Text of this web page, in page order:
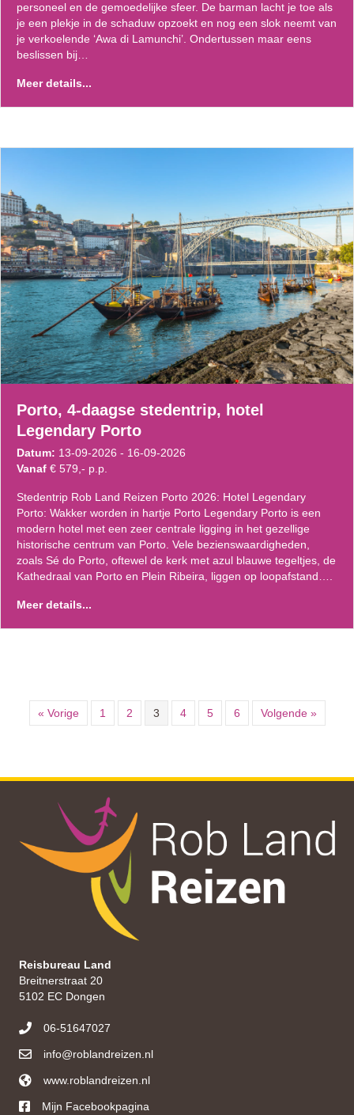
personeel en de gemoedelijke sfeer. De barman lacht je toe als
je een plekje in de schaduw opzoekt en nog een slok neemt van
je verkoelende ‘Awa di Lamunchi’. Ondertussen maar eens
beslissen bij…
Meer details...
Porto, 4-daagse stedentrip, hotel
Legendary Porto
Datum: 13-09-2026 - 16-09-2026
Vanaf € 579,- p.p.
Stedentrip Rob Land Reizen Porto 2026: Hotel Legendary
Porto: Wakker worden in hartje Porto Legendary Porto is een
modern hotel met een zeer centrale ligging in het gezellige
historische centrum van Porto. Vele bezienswaardigheden,
zoals Sé do Porto, oftewel de kerk met azul blauwe tegeltjes, de
Kathedraal van Porto en Plein Ribeira, liggen op loopafstand….
Meer details...
« Vorige 1 2 3 4 5 6 Volgende »
Reisbureau Land
Breitnerstraat 20
5102 EC Dongen
06-51647027
info@roblandreizen.nl
https://roblandreizen.nl/
www.roblandreizen.nl
Mijn Facebookpagina